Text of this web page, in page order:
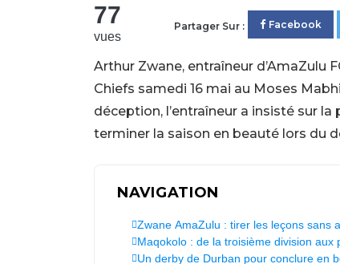
77
vues
Partager Sur : Facebook
Arthur Zwane, entraîneur d’AmaZulu
Chiefs samedi 16 mai au Moses
déception, l’entraîneur a insisté sur
terminer la saison en beauté lors du
NAVIGATION
Zwane AmaZulu : tirer les leçons sans
Maqokolo : de la troisième division aux
Un derby de Durban pour conclure en